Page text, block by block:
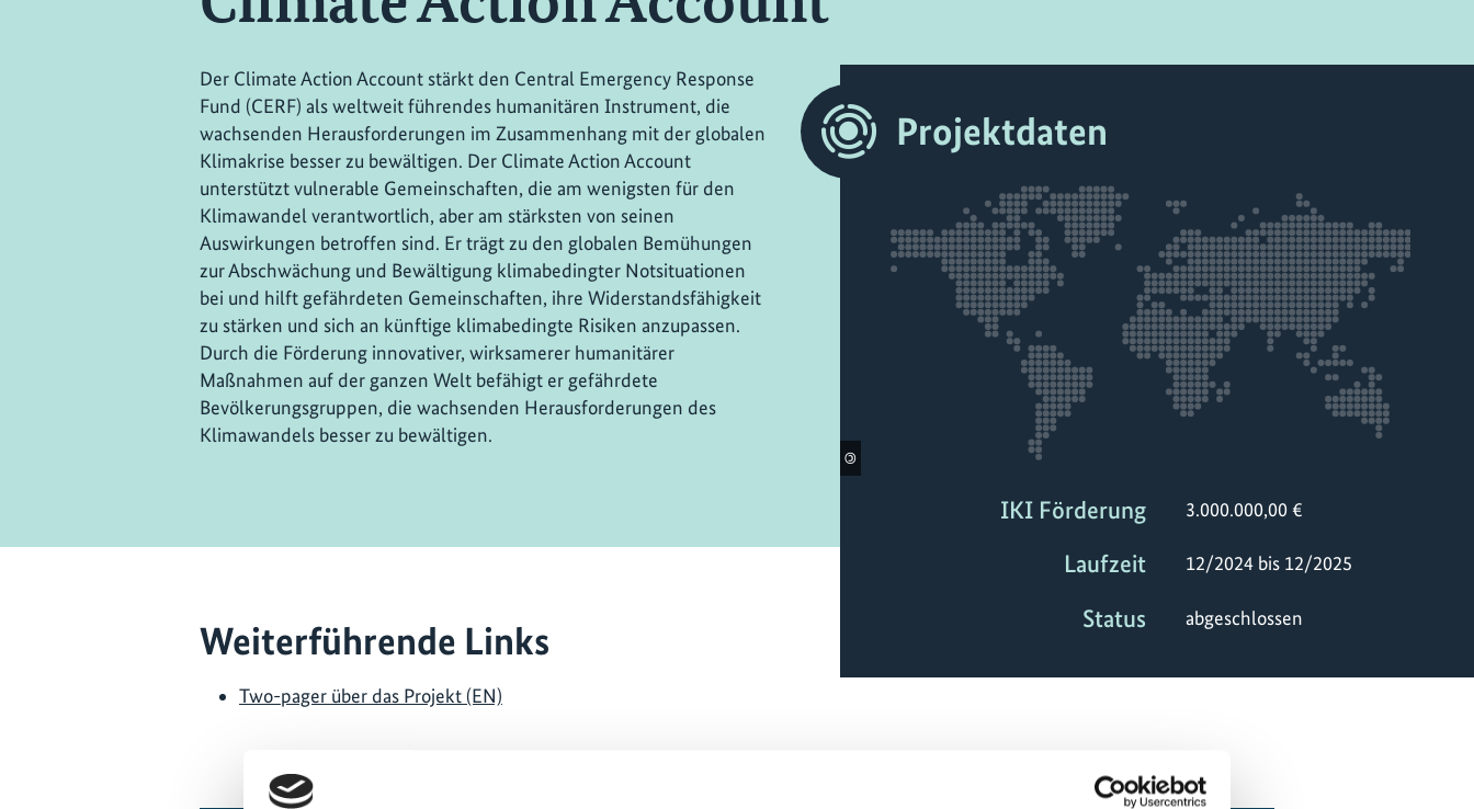
Der Climate Action Account stärkt den Central Emergency Response
Fund (CERF) als weltweit führendes humanitären Instrument, die
wachsenden Herausforderungen im Zusammenhang mit der globalen
Klimakrise besser zu bewältigen. Der Climate Action Account
unterstützt vulnerable Gemeinschaften, die am wenigsten für den
Klimawandel verantwortlich, aber am stärksten von seinen
Auswirkungen betroffen sind. Er trägt zu den globalen Bemühungen
zur Abschwächung und Bewältigung klimabedingter Notsituationen
bei und hilft gefährdeten Gemeinschaften, ihre Widerstandsfähigkeit
zu stärken und sich an künftige klimabedingte Risiken anzupassen.
Durch die Förderung innovativer, wirksamerer humanitärer
Maßnahmen auf der ganzen Welt befähigt er gefährdete
Bevölkerungsgruppen, die wachsenden Herausforderungen des
Klimawandels besser zu bewältigen.
Projektdaten
©
IKI Förderung 3.000.000,00 €
Laufzeit 12/2024 bis 12/2025
Status abgeschlossen
Weiterführende Links
Two-pager über das Projekt (EN)